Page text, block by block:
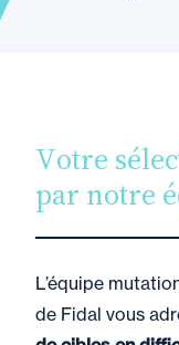
Votre
par notre
L’équipe
de Fidal vous